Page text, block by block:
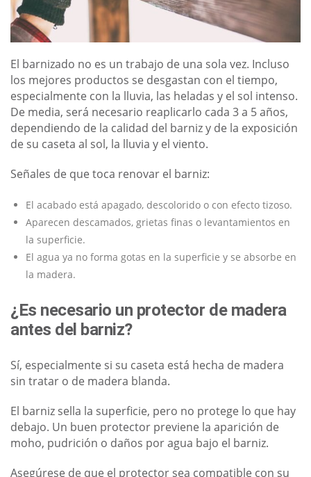
El barnizado no es un trabajo de una sola vez. Incluso
los mejores productos se desgastan con el tiempo,
especialmente con la lluvia, las heladas y el sol intenso.
De media, será necesario reaplicarlo cada 3 a 5 años,
dependiendo de la calidad del barniz y de la exposición
de su caseta al sol, la lluvia y el viento.
Señales de que toca renovar el barniz:
El acabado está apagado, descolorido o con efecto tizoso.
Aparecen descamados, grietas finas o levantamientos en
la superficie.
El agua ya no forma gotas en la superficie y se absorbe en
la madera.
¿Es necesario un protector de madera
antes del barniz?
Sí, especialmente si su caseta está hecha de madera
sin tratar o de madera blanda.
El barniz sella la superficie, pero no protege lo que hay
debajo. Un buen protector previene la aparición de
moho, pudrición o daños por agua bajo el barniz.
Asegúrese de que el protector sea compatible con su